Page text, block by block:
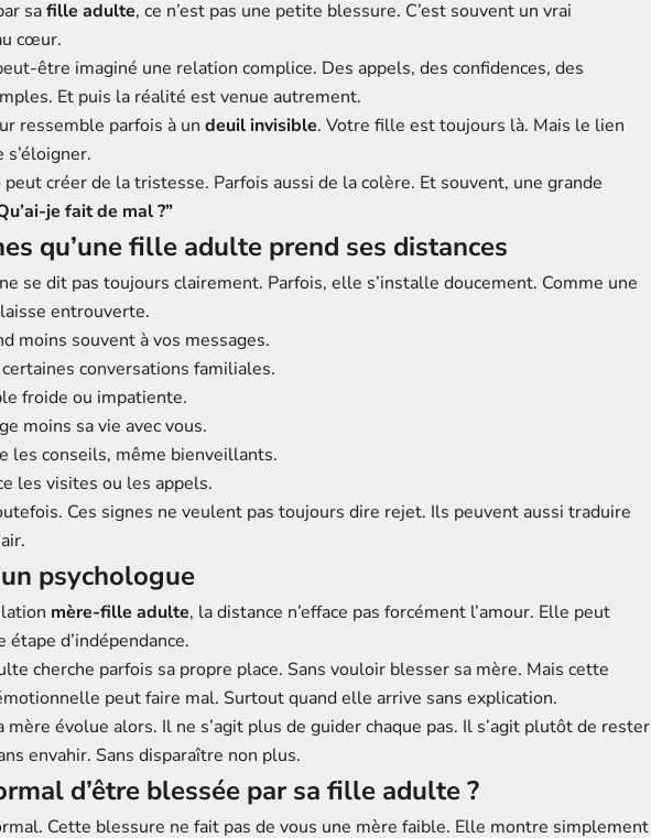
safille adulte, ce n’est pas une petite blessure. C’est souvent un vrai
cœur.
être imaginé une relation complice. Des appels, des confidences, des
Et puis la réalité est venue autrement.
ressemble parfois à un deuil invisible. Votre fille est toujours là. Mais le lien
peut créer de la tristesse. Parfois aussi de la colère. Et souvent, une grande
je fait de mal ?”
qu’une fille adulte prend ses distances
se dit pas toujours clairement. Parfois, elle s’installe doucement. Comme une
entrouverte.
moins souvent à vos messages.
conversations familiales.
froide ou impatiente.
moins sa vie avec vous.
les conseils, même bienveillants.
les visites ou les appels.
Ces signes ne veulent pas toujours dire rejet. Ils peuvent aussi traduire
psychologue
mère-fille adulte, la distance n’efface pas forcément l’amour. Elle peut
étape d’indépendance.
cherche parfois sa propre place. Sans vouloir blesser sa mère. Mais cette
peut faire mal. Surtout quand elle arrive sans explication.
mère évolue alors. Il ne s’agit plus de guider chaque pas. Il s’agit plutôt de rester
envahir. Sans disparaître non plus.
d’être blessée par sa fille adulte ?
Cette blessure ne fait pas de vous une mère faible. Elle montre simplement